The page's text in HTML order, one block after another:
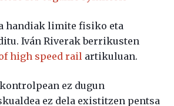
handiak limite fisiko eta
Iván Riverak berrikusten
high speed rail artikuluan.
ez dugun
ez dela existitzen pentsa